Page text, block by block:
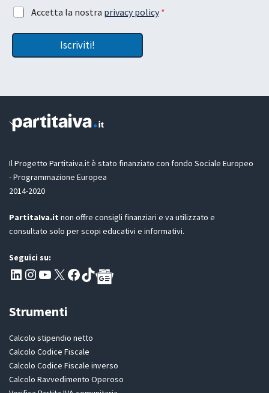
t
u
a
m
i
L
c
a
*
c
e
t
z
i
n
e
A
c
t
n
D
P
R
*
Accetta la nostra privacy policy *
Iscriviti!
Il Progetto Partitaiva.it è stato finanziato con fondo Sociale Europeo
- Programmazione Europea
2014-2020
PartitaIva.it non offre consigli finanziari e va utilizzato e
consultato solo per scopi educativi e informativi.
Seguici su:
Pagina LinkedIn PartitaIva
Instagram
Canale YouTube Evoluzione - Partitaiva.it
X Segui PartitaIva su Facebook
TikTok
Strumenti
Calcolo stipendio netto
Calcolo Codice Fiscale
Calcolo Codice Fiscale inverso
Calcolo Ravvedimento Operoso